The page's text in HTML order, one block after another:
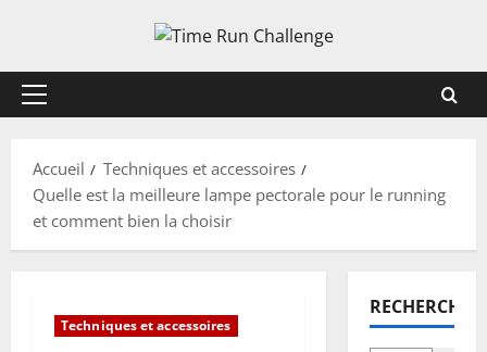
contenu
Menu
Accueil
Techniques et accessoires
Quelle est la meilleure lampe pectorale pour le running
et comment bien la choisir
Techniques et accessoires
RECHERCHER